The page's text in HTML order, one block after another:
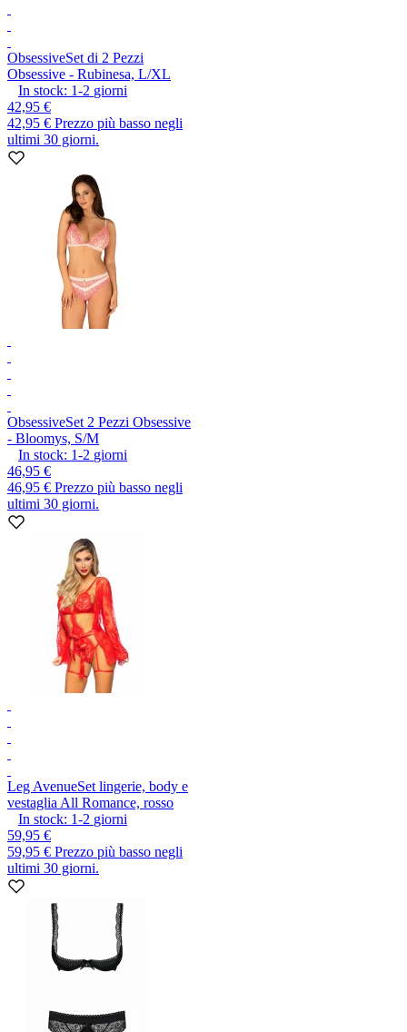
ObsessiveSet di 2 Pezzi
Obsessive - Rubinesa, L/XL
In stock: 1-2 giorni
42,95 €
42,95 € Prezzo più basso negli
ultimi 30 giorni.
ObsessiveSet 2 Pezzi Obsessive
- Bloomys, S/M
In stock: 1-2 giorni
46,95 €
46,95 € Prezzo più basso negli
ultimi 30 giorni.
Leg AvenueSet lingerie, body e
vestaglia All Romance, rosso
In stock: 1-2 giorni
59,95 €
59,95 € Prezzo più basso negli
ultimi 30 giorni.